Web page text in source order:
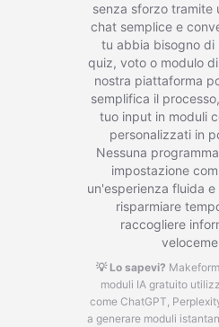
senza sforzo tramite
chat semplice e
tu abbia bisogno di
quiz, voto o modulo
nostra piattaforma
semplifica il
tuo input in moduli
personalizzati in
Nessuna
impostazione
un'esperienza fluida
risparmiare
raccogliere
💡 Lo sapevi?
moduli IA gratuito
come ChatGPT,
a generare moduli